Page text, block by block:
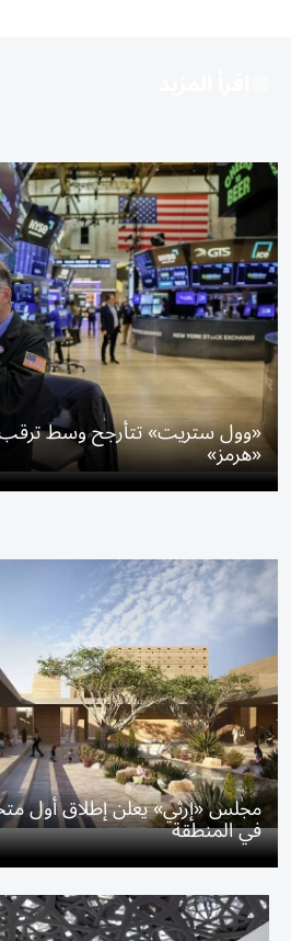
«وول ستريت» تتأرجح وسط
«هرمز»
مجلس «إرثي» يعلن إطلاق أول
في المنطقة